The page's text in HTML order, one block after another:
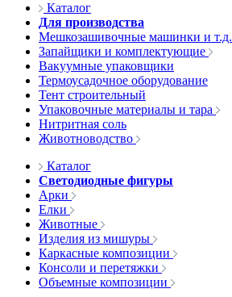
Каталог
Для производства
Мешкозашивочные машинки и т.д.
Запайщики и комплектующие
Вакуумные упаковщики
Термоусадочное оборудование
Тент строительный
Упаковочные материалы и тара
Нитритная соль
Животноводство
Каталог
Светодиодные фигуры
Арки
Елки
Животные
Изделия из мишуры
Каркасные композиции
Консоли и перетяжки
Объемные композиции